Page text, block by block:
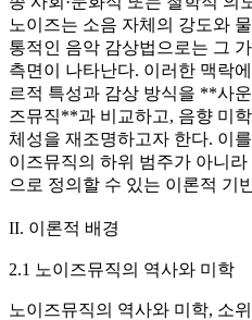
노이즈는 소음 자체의 강도와
통적인 음악 감상법으로는 그
측면이 나타난다. 이러한 맥락
르적 특성과 감상 방식을 **사
즈뮤직**과 비교하고, 음향 미
체성을 재조명하고자 한다. 이
이즈뮤직의 하위 범주가 아니
으로 정의할 수 있는 이론적 기
II. 이론적 배경
2.1 노이즈뮤직의 역사와 미학
노이즈뮤직의 역사와 미학, 소